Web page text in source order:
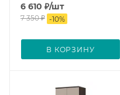
6 610 ₽/шт
7 350₽ -10%
В КОРЗИНУ